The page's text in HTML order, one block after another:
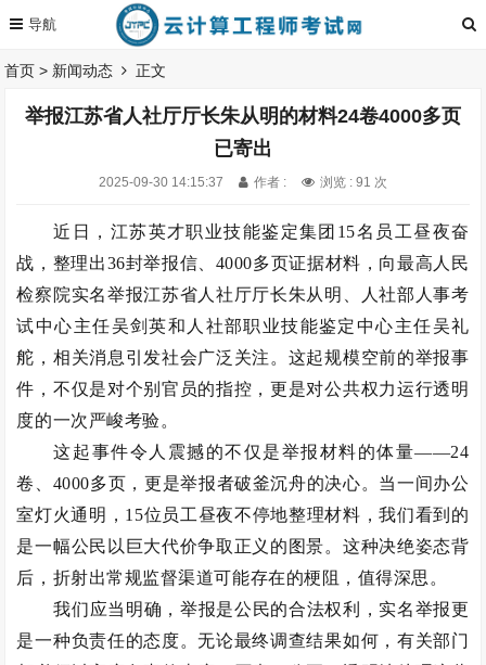
首页 > 新闻动态 正文
举报江苏省人社厅厅长朱从明的材料24卷4000多页
已寄出
2025-09-30 14:15:37 作者 : 浏览 : 91 次
近日，江苏英才职业技能鉴定集团15名员工昼夜奋
战，整理出36封举报信、4000多页证据材料，向最高人民
检察院实名举报江苏省人社厅厅长朱从明、人社部人事考
试中心主任吴剑英和人社部职业技能鉴定中心主任吴礼
舵，相关消息引发社会广泛关注。这起规模空前的举报事
件，不仅是对个别官员的指控，更是对公共权力运行透明
度的一次严峻考验。
这起事件令人震撼的不仅是举报材料的体量——24
卷、4000多页，更是举报者破釜沉舟的决心。当一间办公
室灯火通明，15位员工昼夜不停地整理材料，我们看到的
是一幅公民以巨大代价争取正义的图景。这种决绝姿态背
后，折射出常规监督渠道可能存在的梗阻，值得深思。
我们应当明确，举报是公民的合法权利，实名举报更
是一种负责任的态度。无论最终调查结果如何，有关部门